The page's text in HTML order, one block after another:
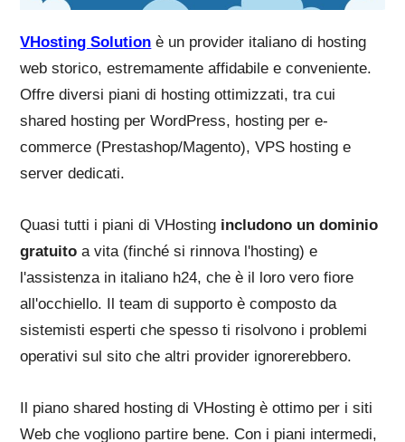
VHosting Solution è un provider italiano di hosting
web storico, estremamente affidabile e conveniente.
Offre diversi piani di hosting ottimizzati, tra cui
shared hosting per WordPress, hosting per e-
commerce (Prestashop/Magento), VPS hosting e
server dedicati.
Quasi tutti i piani di VHosting includono un dominio
gratuito a vita (finché si rinnova l'hosting) e
l'assistenza in italiano h24, che è il loro vero fiore
all'occhiello. Il team di supporto è composto da
sistemisti esperti che spesso ti risolvono i problemi
operativi sul sito che altri provider ignorerebbero.
Il piano shared hosting di VHosting è ottimo per i siti
Web che vogliono partire bene. Con i piani intermedi,